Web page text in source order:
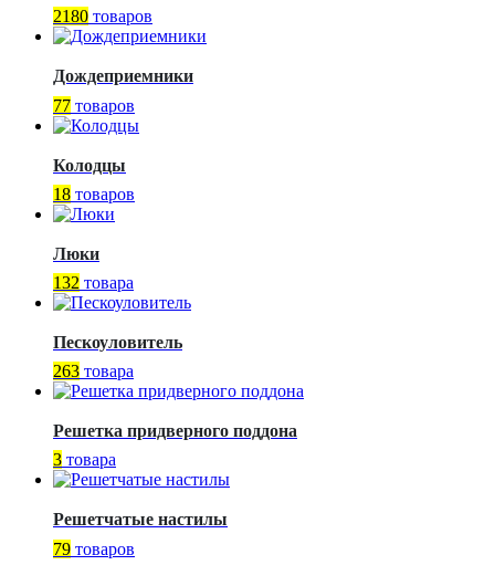
2180 товаров
Дождеприемники
77 товаров
Колодцы
18 товаров
Люки
132 товара
Пескоуловитель
263 товара
Решетка придверного поддона
3 товара
Решетчатые настилы
79 товаров